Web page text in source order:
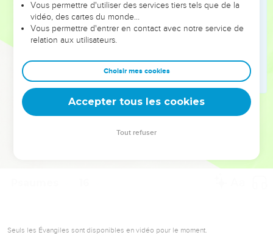
et les saisons difficiles qu'ils ont traversés, alors même que ce
sont elles qui les ont façonnés.
Dans cette conférence, leaders, entrepreneurs, et responsables
clés pour avancer avec plus de sagesse afin que leurs erreurs
deviennent vos tremplins. Que vous guidiez un ministère, une
équipe, un groupe ou une famille, leur expérience est faite
Seuls les Évangiles sont disponibles en vidéo pour le moment.
Vous permettre d'utiliser des services tiers tels que de la
vidéo, des cartes du monde…
Vous permettre d'entrer en contact avec notre service de
relation aux utilisateurs.
Choisir mes cookies
Accepter tous les cookies
Tout refuser